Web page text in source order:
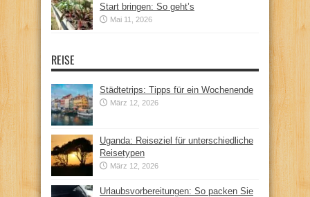
Start bringen: So geht’s
Mai 11, 2026
REISE
Städtetrips: Tipps für ein Wochenende
März 12, 2026
Uganda: Reiseziel für unterschiedliche
Reisetypen
März 12, 2026
Urlaubsvorbereitungen: So packen Sie